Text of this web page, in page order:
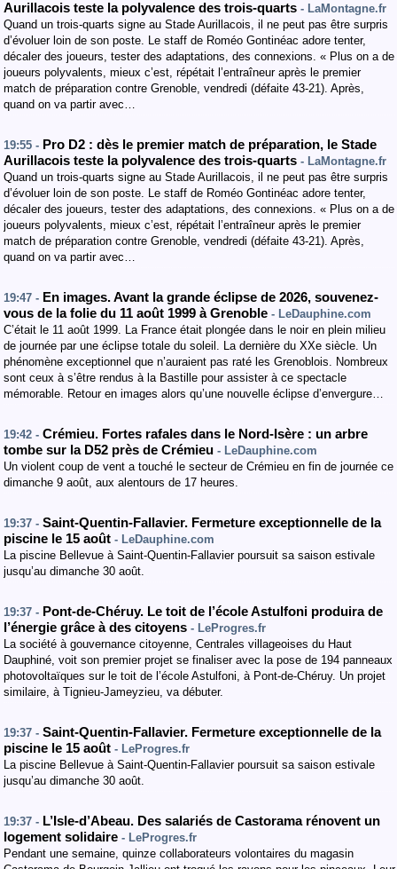
Aurillacois teste la polyvalence des trois-quarts - LaMontagne.fr
Quand un trois-quarts signe au Stade Aurillacois, il ne peut pas être surpris
d’évoluer loin de son poste. Le staff de Roméo Gontinéac adore tenter,
décaler des joueurs, tester des adaptations, des connexions. « Plus on a de
joueurs polyvalents, mieux c’est, répétait l’entraîneur après le premier
match de préparation contre Grenoble, vendredi (défaite 43-21). Après,
quand on va partir avec…
19:55 - Pro D2 : dès le premier match de préparation, le Stade
Aurillacois teste la polyvalence des trois-quarts - LaMontagne.fr
Quand un trois-quarts signe au Stade Aurillacois, il ne peut pas être surpris
d’évoluer loin de son poste. Le staff de Roméo Gontinéac adore tenter,
décaler des joueurs, tester des adaptations, des connexions. « Plus on a de
joueurs polyvalents, mieux c’est, répétait l’entraîneur après le premier
match de préparation contre Grenoble, vendredi (défaite 43-21). Après,
quand on va partir avec…
19:47 - En images. Avant la grande éclipse de 2026, souvenez-
vous de la folie du 11 août 1999 à Grenoble - LeDauphine.com
C’était le 11 août 1999. La France était plongée dans le noir en plein milieu
de journée par une éclipse totale du soleil. La dernière du XXe siècle. Un
phénomène exceptionnel que n’auraient pas raté les Grenoblois. Nombreux
sont ceux à s’être rendus à la Bastille pour assister à ce spectacle
mémorable. Retour en images alors qu’une nouvelle éclipse d’envergure…
19:42 - Crémieu. Fortes rafales dans le Nord-Isère : un arbre
tombe sur la D52 près de Crémieu - LeDauphine.com
Un violent coup de vent a touché le secteur de Crémieu en fin de journée ce
dimanche 9 août, aux alentours de 17 heures.
19:37 - Saint-Quentin-Fallavier. Fermeture exceptionnelle de la
piscine le 15 août - LeDauphine.com
La piscine Bellevue à Saint-Quentin-Fallavier poursuit sa saison estivale
jusqu’au dimanche 30 août.
19:37 - Pont-de-Chéruy. Le toit de l’école Astulfoni produira de
l’énergie grâce à des citoyens - LeProgres.fr
La société à gouvernance citoyenne, Centrales villageoises du Haut
Dauphiné, voit son premier projet se finaliser avec la pose de 194 panneaux
photovoltaïques sur le toit de l’école Astulfoni, à Pont-de-Chéruy. Un projet
similaire, à Tignieu-Jameyzieu, va débuter.
19:37 - Saint-Quentin-Fallavier. Fermeture exceptionnelle de la
piscine le 15 août - LeProgres.fr
La piscine Bellevue à Saint-Quentin-Fallavier poursuit sa saison estivale
jusqu’au dimanche 30 août.
19:37 - L’Isle-d’Abeau. Des salariés de Castorama rénovent un
logement solidaire - LeProgres.fr
Pendant une semaine, quinze collaborateurs volontaires du magasin